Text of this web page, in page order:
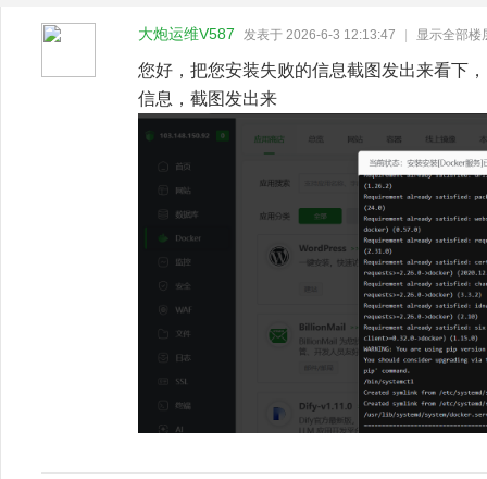
大炮运维V587 发表于 2026-6-3 12:13:47 显示全部楼
您好，把您安装失败的信息截图发出来看下
信息，截图发出来